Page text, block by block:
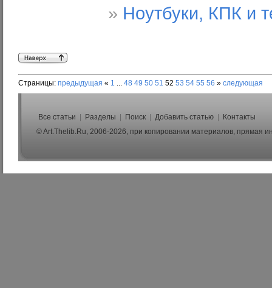
» Ноутбуки, КПК и
Страницы: предыдущая « 1 ... 48 49 50 51 52 53 54 55 56 » следующая
Все статьи Разделы Поиск Добавить статью
Контакты
© Art.Thelib.Ru, 2006-2026, при копировании материалов, прямая